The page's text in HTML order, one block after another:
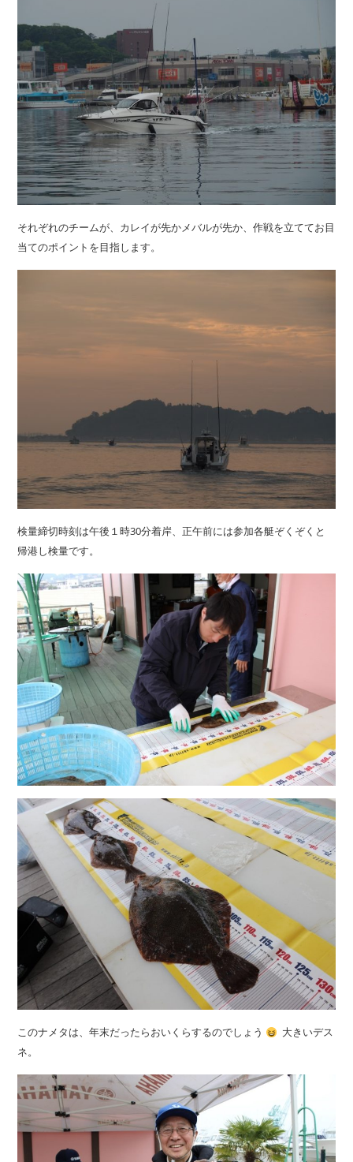
それぞれのチームが、カレイが先かメバルが先か、作戦を立ててお目
当てのポイントを目指します。
検量締切時刻は午後１時30分着岸、正午前には参加各艇ぞくぞくと
帰港し検量です。
このナメタは、年末だったらおいくらするのでしょう
大きいデス
ネ。